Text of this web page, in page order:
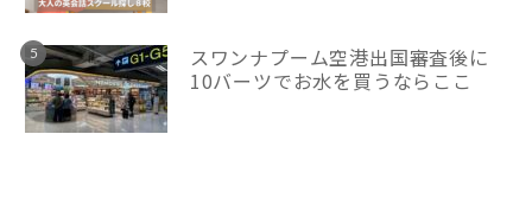
スワンナプーム空港出国審査後に
10バーツでお水を買うならここ